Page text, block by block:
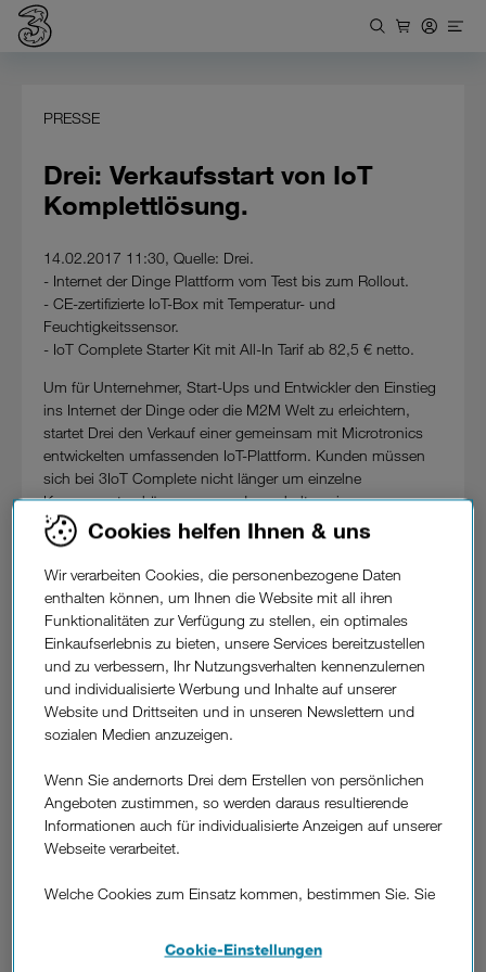
PRESSE
Drei: Verkaufsstart von IoT
Komplettlösung.
14.02.2017 11:30, Quelle: Drei.
- Internet der Dinge Plattform vom Test bis zum Rollout.
- CE-zertifizierte IoT-Box mit Temperatur- und
Feuchtigkeitssensor.
- IoT Complete Starter Kit mit All-In Tarif ab 82,5 € netto.
Um für Unternehmer, Start-Ups und Entwickler den Einstieg
ins Internet der Dinge oder die M2M Welt zu erleichtern,
startet Drei den Verkauf einer gemeinsam mit Microtronics
entwickelten umfassenden IoT-Plattform. Kunden müssen
sich bei 3IoT Complete nicht länger um einzelne
Komponenten kümmern, sondern erhalten eine
umfangreiche Komplett-Lösung aus einer Hand. Das IoT
Starter Kit kostet in Kombination mit dem 3IoT All-In Tarif ab
3,33 € netto monatlich und einmalig 82,5 € netto und ist
seit 14. Februar 2017 aufwww.drei.aterhältlich.
Einfache und schnell einsetzbare Komplett-Lösung.
Kernstück von 3IoT Complete ist die CE-zertifizierte IoT-Box
mit integriertem Internetzugang sowie Temperatur- und
Feuchtigkeitssensor. Dazu gehört ein individuell
programmierbares Modul mit mehreren Schnittstellen wie
Sensoren und Aktoren angebunden werden können.
3Kunden erhalten mit 3IoT Complete eine integrierte Online-
Plattform, die alle erfassten Informationen der Schnittstellen,
Positionsdaten und Sensordaten mittels
raschen Einstieg können Benutzer die ermittelten Daten über
Anbindung von nativen Smartphone Apps zur Verfügung.
Cookies helfen Ihnen & uns
Wir verarbeiten Cookies, die personenbezogene Daten
enthalten können, um Ihnen die Website mit all ihren
Funktionalitäten zur Verfügung zu stellen, ein optimales
Einkaufserlebnis zu bieten, unsere Services bereitzustellen
und zu verbessern, Ihr Nutzungsverhalten kennenzulernen
und individualisierte Werbung und Inhalte auf unserer
Website und Drittseiten und in unseren Newslettern und
sozialen Medien anzuzeigen.
Wenn Sie andernorts Drei dem Erstellen von persönlichen
Angeboten zustimmen, so werden daraus resultierende
Informationen auch für individualisierte Anzeigen auf unserer
Webseite verarbeitet.
Welche Cookies zum Einsatz kommen, bestimmen Sie. Sie
Cookie-Einstellungen